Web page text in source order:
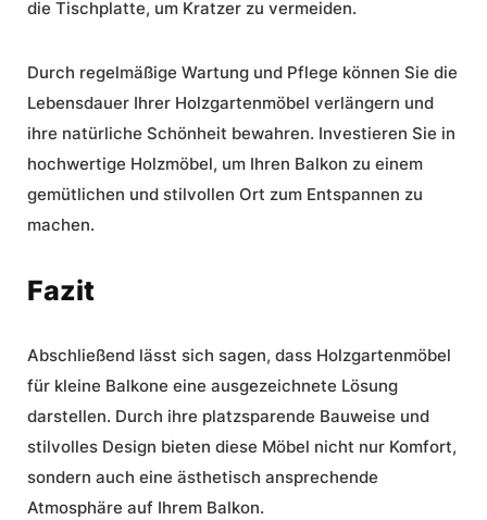
die Tischplatte, um Kratzer zu vermeiden.
Durch regelmäßige Wartung und Pflege können Sie die
Lebensdauer Ihrer Holzgartenmöbel verlängern und
ihre natürliche Schönheit bewahren. Investieren Sie in
hochwertige Holzmöbel, um Ihren Balkon zu einem
gemütlichen und stilvollen Ort zum Entspannen zu
machen.
Fazit
Abschließend lässt sich sagen, dass Holzgartenmöbel
für kleine Balkone eine ausgezeichnete Lösung
darstellen. Durch ihre platzsparende Bauweise und
stilvolles Design bieten diese Möbel nicht nur Komfort,
sondern auch eine ästhetisch ansprechende
Atmosphäre auf Ihrem Balkon.